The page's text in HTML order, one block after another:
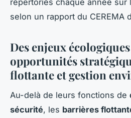
selon un rapport du CEREMA
Des enjeux
opportunités
flottante et gestion
Au-delà de leurs fonctions de
sécurité, les barrières